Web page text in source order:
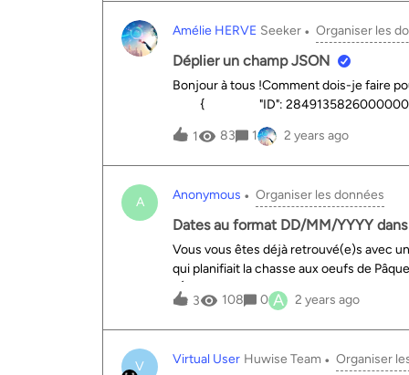
Amélie HERVE Seeker Organiser les
Déplier un champ JSON
Bonjour à tous !Comment dois-je faire
{ "ID":
"ITIPDL053V50019F",
"ThesLibelle": "Circuit VTT",
"ThesOrdre": 6 }, { "ID":
99ed67be330e", "ThesLibelle":
"ThesPicto": "",
processeur “extraire un objet JSON” ne
1 83 1 2 years ago
A Anonymous Organiser les données
Dates au format DD/MM/YYYY
Vous vous êtes déjà retrouvé(e)s avec
qui planifiait la chasse aux oeufs de
l’Épiphanie au mois de Juin ? Pas de
des dates au format ISO 8601 ou à
plateforme interprète correctement mes
date par la plateforme. Voici les étapes :
3 108 0 A 2 years ago
V Virtual User Huwise Team Organiser